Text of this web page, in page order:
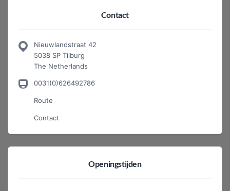
Contact
Nieuwlandstraat 42
5038 SP Tilburg
The Netherlands
0031(0)626492786
Route
Contact
Openingstijden